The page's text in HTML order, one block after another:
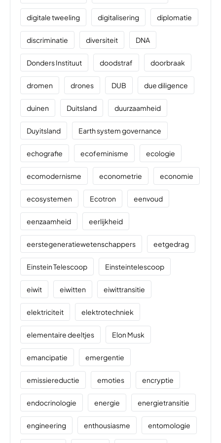
digitale tweeling digitalisering diplomatie
discriminatie diversiteit DNA
Donders Instituut doodstraf doorbraak
dromen drones DUB due diligence
duinen Duitsland duurzaamheid
Duyitsland Earth system governance
echografie ecofeminisme ecologie
ecomodernisme econometrie economie
ecosystemen Ecotron eenvoud
eenzaamheid eerlijkheid
eerstegeneratiewetenschappers eetgedrag
Einstein Telescoop Einsteintelescoop
eiwit eiwitten eiwittransitie
elektriciteit elektrotechniek
elementaire deeltjes Elon Musk
emancipatie emergentie
emissiereductie emoties encryptie
endocrinologie energie energietransitie
engineering enthousiasme entomologie